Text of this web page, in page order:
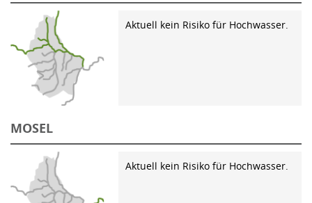
Aktuell kein Risiko für Hochwasser.
MOSEL
Aktuell kein Risiko für Hochwasser.